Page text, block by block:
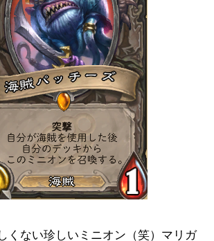
くない珍しいミニオン（笑）マリガ